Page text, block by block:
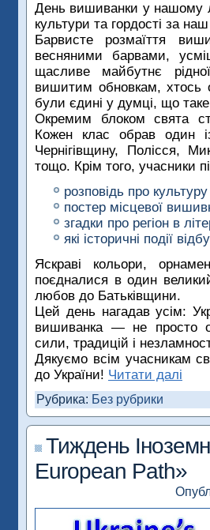
День вишиванки у нашому
культури та гордості за
Барвисте розмаїття
весняними барвами,
щасливе майбутнє
вишитим обновкам, хтось
були єдині у думці, що таке
Окремим блоком свята
Кожен клас обрав один
Чернігівщину, Полісся,
тощо. Крім того, учасники
розповідь про
постер місцевої
згадки про регіон в
які історичні події
Яскраві кольори,
поєдналися в один
любов до Батьківщини.
Цей день нагадав усім:
вишиванка — не просто
сили, традицій і
Дякуємо всім учасникам
до України! Читати далі
Рубрика: Без рубрики
Тиждень
European Path»